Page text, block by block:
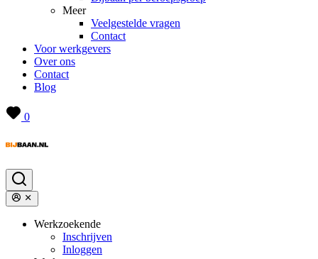
Meer
Veelgestelde vragen
Contact
Voor werkgevers
Over ons
Contact
Blog
0
Werkzoekende
Inschrijven
Inloggen